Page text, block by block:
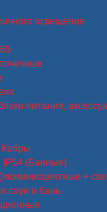
освещения
питания,
Кобры
(Банные)
+
саун и бань